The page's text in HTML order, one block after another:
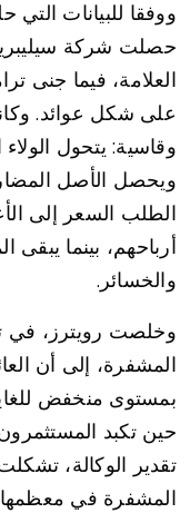
ووفقا للبيانات التي
حصلت شركة
العلامة، فيما جنى
على شكل عوائد.
وقاسية: يتحول
ويحصل الأصل
الطلب السعر إلى
أرباحهم، بينما
والخسائر.
وخلصت رويترز، في
المشفرة، إلى أن
بمستوى منخفض
حين تكبد
تقدير الوكالة،
المشفرة في معظمها